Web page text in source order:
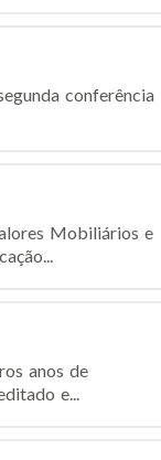
conferência
Mobiliários e
anos de
e...